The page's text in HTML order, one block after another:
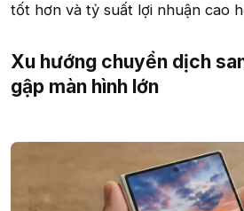
tốt hơn và tỷ suất lợi nhuận cao
Xu hướng chuyển dịch
gập màn hình lớn​